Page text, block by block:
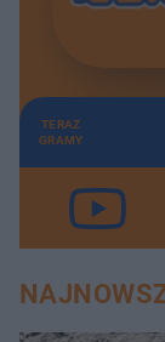
TERAZ
GRAMY